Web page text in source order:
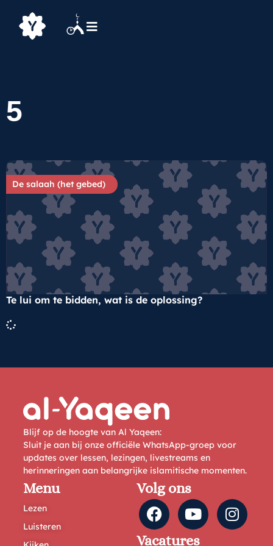
5
De salaah (het gebed)
Te lui om te bidden, wat is de oplossing?
Blijf op de hoogte van Al Yaqeen:
Sluit je aan bij onze officiële WhatsApp-groep voor
updates over lessen, lezingen, livestreams en
herinneringen aan belangrijke islamitische momenten.
Menu
Lezen
Luisteren
Volg ons
Vacatures